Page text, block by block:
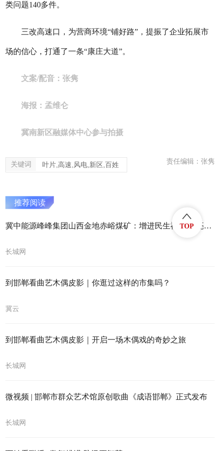
类问题140多件。
三改高速口，为营商环境“铺好路”，提振了企业拓展市
场的信心，打通了一条“康庄大道”。
文案/配音：张隽
海报：孟维仑
冀南新区融媒体中心参与拍摄
关键词 叶片,高速,风电,新区,百姓 责任编辑：张隽
推荐阅读
冀中能源峰峰集团山西金地赤峪煤矿：增进民生福祉 擦亮幸福底色
长城网
到邯郸看曲艺木偶皮影｜你逛过这样的市集吗？
冀云
到邯郸看曲艺木偶皮影｜开启一场木偶戏的奇妙之旅
长城网
微视频 | 邯郸市群众艺术馆原创歌曲《成语邯郸》正式发布
长城网
TOP